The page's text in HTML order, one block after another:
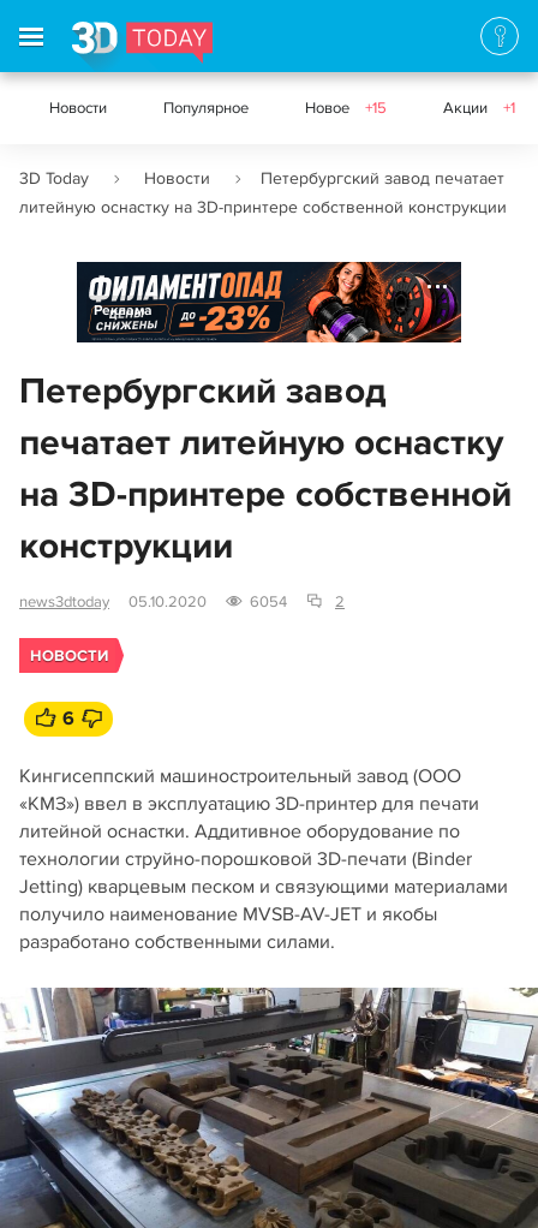
Новости Популярное Новое +15 Акции +1
3D Today Новости
Петербургский завод печатает
литейную оснастку на 3D-принтере собственной конструкции
Реклама
Петербургский завод
печатает литейную оснастку
на 3D-принтере собственной
конструкции
news3dtoday 05.10.2020 6054 2
НОВОСТИ
6
Кингисеппский машиностроительный завод (OOO
«КМЗ») ввел в эксплуатацию 3D-принтер для печати
литейной оснастки. Аддитивное оборудование по
технологии струйно-порошковой 3D-печати (Binder
Jetting) кварцевым песком и связующими материалами
получило наименование MVSB-AV-JET и якобы
разработано собственными силами.